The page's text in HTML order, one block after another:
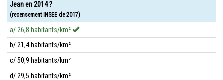
Jean en 2014 ?
(recensement INSEE de 2017)
a/ 26,8 habitants/km²
b/ 21,4 habitants/km²
c/ 50,9 habitants/km²
d/ 29,5 habitants/km²